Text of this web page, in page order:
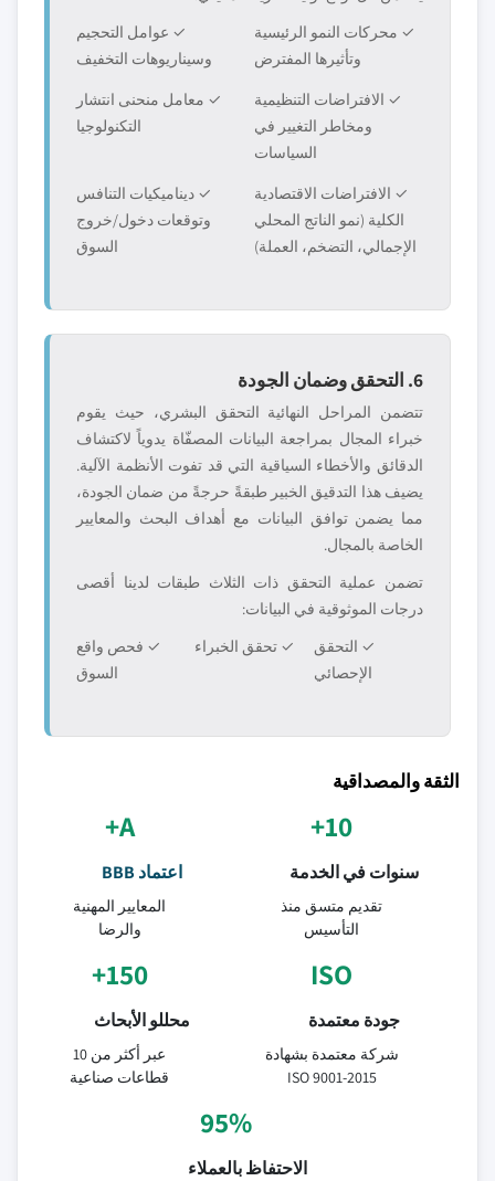
✓ محركات النمو الرئيسية
وتأثيرها المفترض
✓ عوامل التحجيم
وسيناريوهات التخفيف
✓ الافتراضات التنظيمية
ومخاطر التغيير في
السياسات
✓ معامل منحنى انتشار
التكنولوجيا
✓ الافتراضات الاقتصادية
الكلية (نمو الناتج المحلي
الإجمالي، التضخم، العملة)
✓ ديناميكيات التنافس
وتوقعات دخول/خروج
السوق
6. التحقق وضمان الجودة
تتضمن المراحل النهائية التحقق البشري، حيث يقوم
خبراء المجال بمراجعة البيانات المصفّاة يدوياً لاكتشاف
الدقائق والأخطاء السياقية التي قد تفوت الأنظمة الآلية.
يضيف هذا التدقيق الخبير طبقةً حرجةً من ضمان الجودة،
مما يضمن توافق البيانات مع أهداف البحث والمعايير
الخاصة بالمجال.
تضمن عملية التحقق ذات الثلاث طبقات لدينا أقصى
درجات الموثوقية في البيانات:
✓ التحقق
الإحصائي
✓ تحقق الخبراء
✓ فحص واقع
السوق
الثقة والمصداقية
10+
سنوات في الخدمة
تقديم متسق منذ
التأسيس
A+
اعتماد BBB
المعايير المهنية
والرضا
ISO
جودة معتمدة
شركة معتمدة بشهادة
ISO 9001-2015
150+
محللو الأبحاث
عبر أكثر من 10
قطاعات صناعية
95%
الاحتفاظ بالعملاء